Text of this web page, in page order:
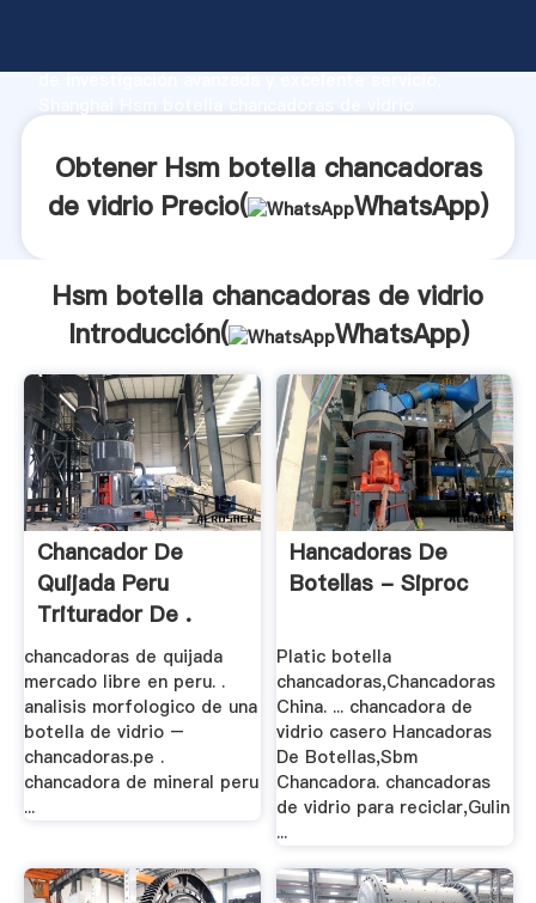
de investigación avanzada y excelente servicio,
clientes.
Obtener Hsm botella chancadoras
de vidrio Precio(
WhatsApp)
Hsm botella chancadoras de vidrio
Introducción(
WhatsApp)
Chancador De
Quijada Peru
Triturador De .
chancadoras de quijada
mercado libre en peru. .
analisis morfologico de una
botella de vidrio –
chancadoras.pe .
chancadora de mineral peru
...
Hancadoras De
Botellas - Siproc
Platic botella
chancadoras,Chancadoras
China. ... chancadora de
vidrio casero Hancadoras
De Botellas,Sbm
Chancadora. chancadoras
de vidrio para reciclar,Gulin
...